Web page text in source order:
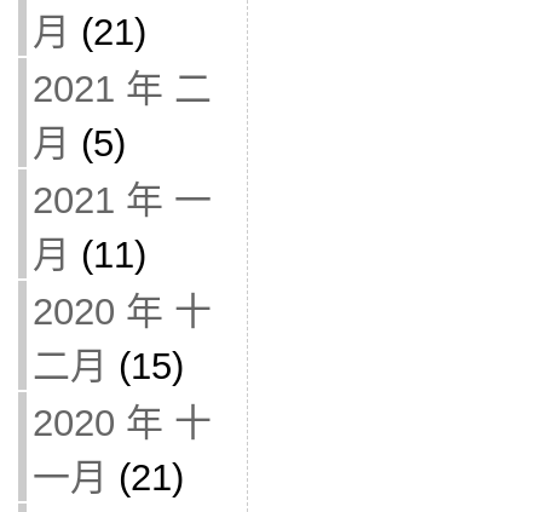
月 (21)
2021 年 二
月 (5)
2021 年 一
月 (11)
2020 年 十
二月 (15)
2020 年 十
一月 (21)